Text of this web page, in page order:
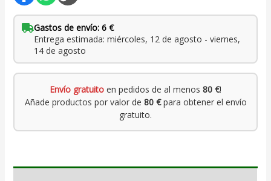
Gastos de envío: 6 €
Entrega estimada: miércoles, 12 de agosto - viernes,
14 de agosto
Envío gratuito en pedidos de al menos 80 €!
Añade productos por valor de 80 €para obtener el envío
gratuito.